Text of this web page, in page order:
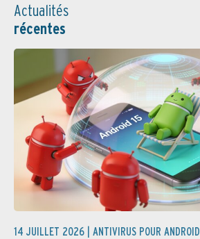
Actualités
récentes
14 JUILLET 2026 | ANTIVIRUS POUR ANDROID